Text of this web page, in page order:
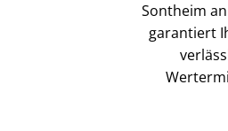
Sontheim
garantiert